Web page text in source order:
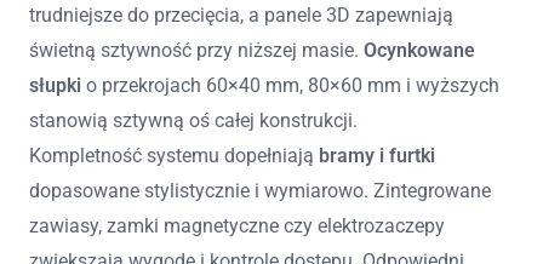
trudniejsze do przecięcia, a panele 3D zapewniają
świetną sztywność przy niższej masie. Ocynkowane
słupki o przekrojach 60×40 mm, 80×60 mm i wyższych
stanowią sztywną oś całej konstrukcji.
Kompletność systemu dopełniają bramy i furtki
dopasowane stylistycznie i wymiarowo. Zintegrowane
zawiasy, zamki magnetyczne czy elektrozaczepy